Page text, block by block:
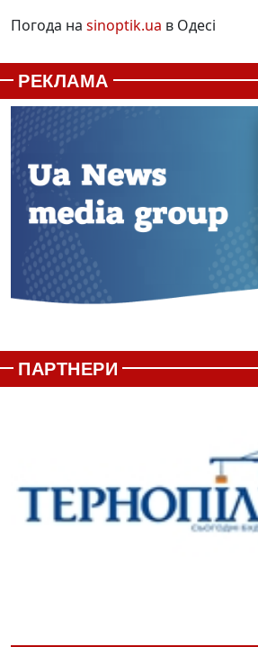
Погода на sinoptik.ua в Одесі
РЕКЛАМА
ПАРТНЕРИ